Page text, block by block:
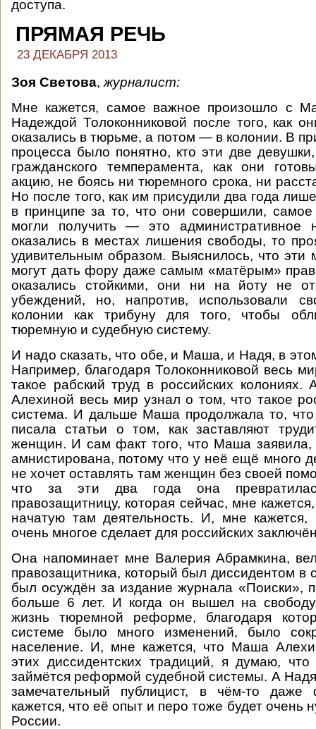
доступа.
ПРЯМАЯ РЕЧЬ
23 ДЕКАБРЯ 2013
Зоя Светова, журналист:
Мне кажется, самое важное произошло с
Надеждой Толоконниковой после того, как
оказались в тюрьме, а потом — в колонии. В
процесса было понятно, кто эти две
гражданского темперамента, как они
акцию, не боясь ни тюремного срока, ни
Но после того, как им присудили два года
в принципе за то, что они совершили,
могли получить — это административное
оказались в местах лишения свободы, то
удивительным образом. Выяснилось, что
могут дать фору даже самым «матёрым»
оказались стойкими, они ни на йоту не
убеждений, но, напротив, использовали
колонии как трибуну для того, чтобы
тюремную и судебную систему.
И надо сказать, что обе, и Маша, и Надя, в
Например, благодаря Толоконниковой весь
такое рабский труд в российских
Алехиной весь мир узнал о том, что такое
система. И дальше Маша продолжала то,
писала статьи о том, как заставляют
женщин. И сам факт того, что Маша заявила,
амнистирована, потому что у неё ещё много
не хочет оставлять там женщин без своей
что за эти два года она
правозащитницу, которая сейчас, мне
начатую там деятельность. И, мне
очень многое сделает для российских
Она напоминает мне Валерия Абрамкина,
правозащитника, который был диссидентом в
был осуждён за издание журнала «Поиски»,
больше 6 лет. И когда он вышел на
жизнь тюремной реформе, благодаря
системе было много изменений, было
население. И, мне кажется, что Маша
этих диссидентских традиций, я думаю,
займётся реформой судебной системы. А Надя
замечательный публицист, в чём-то
кажется, что её опыт и перо тоже будет очень
России.